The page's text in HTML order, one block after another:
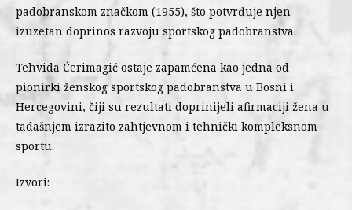
padobranskom značkom (1955), što potvrđuje njen
izuzetan doprinos razvoju sportskog padobranstva.
Tehvida Ćerimagić ostaje zapamćena kao jedna od
pionirki ženskog sportskog padobranstva u Bosni i
Hercegovini, čiji su rezultati doprinijeli afirmaciji žena u
tadašnjem izrazito zahtjevnom i tehnički kompleksnom
sportu.
Izvori: